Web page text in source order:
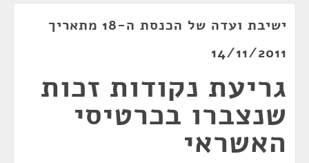
ישיבת ועדה של הכנסת ה-18 מתאריך
14/11/2011
גריעת נקודות זכות
שנצברו בכרטיסי
האשראי